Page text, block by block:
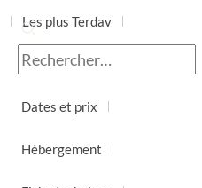
Les plus Terdav
Jour par jour
Dates et prix
Hébergement